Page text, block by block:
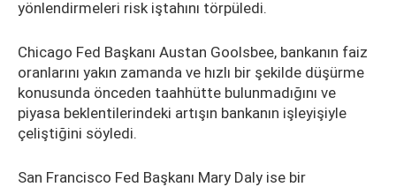
yönlendirmeleri risk iştahını törpüledi.
Chicago Fed Başkanı Austan Goolsbee, bankanın faiz
oranlarını yakın zamanda ve hızlı bir şekilde düşürme
konusunda önceden taahhütte bulunmadığını ve
piyasa beklentilerindeki artışın bankanın işleyişiyle
çeliştiğini söyledi.
San Francisco Fed Başkanı Mary Daly ise bir